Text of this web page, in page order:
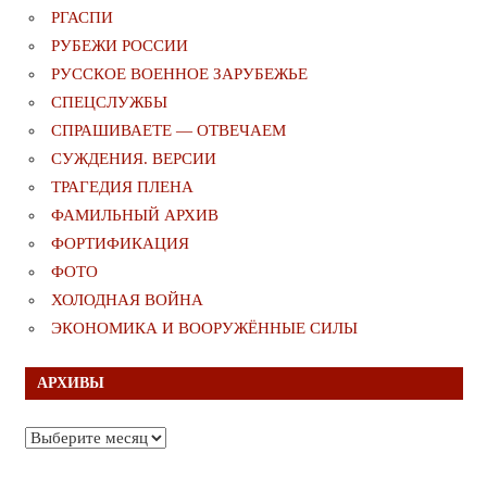
РГАСПИ
РУБЕЖИ РОССИИ
РУССКОЕ ВОЕННОЕ ЗАРУБЕЖЬЕ
СПЕЦСЛУЖБЫ
СПРАШИВАЕТЕ — ОТВЕЧАЕМ
СУЖДЕНИЯ. ВЕРСИИ
ТРАГЕДИЯ ПЛЕНА
ФАМИЛЬНЫЙ АРХИВ
ФОРТИФИКАЦИЯ
ФОТО
ХОЛОДНАЯ ВОЙНА
ЭКОНОМИКА И ВООРУЖЁННЫЕ СИЛЫ
АРХИВЫ
Архивы